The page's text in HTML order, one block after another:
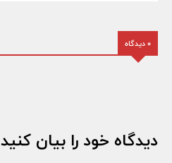
0 دیدگاه
دیدگاه خود را بیان کنید